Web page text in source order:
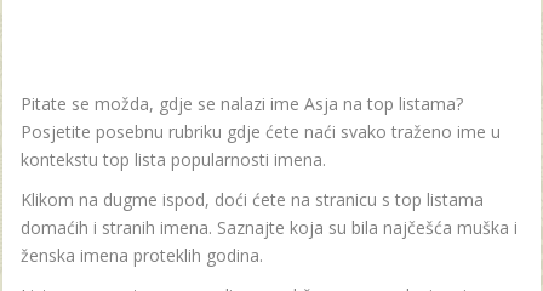
Pitate se možda, gdje se nalazi ime Asja na top listama?
Posjetite posebnu rubriku gdje ćete naći svako traženo ime u
kontekstu top lista popularnosti imena.
Klikom na dugme ispod, doći ćete na stranicu s top listama
domaćih i stranih imena. Saznajte koja su bila najčešća muška i
ženska imena proteklih godina.